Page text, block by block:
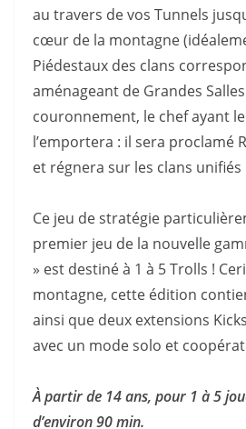
au travers de vos Tunnels
cœur de la montagne
Piédestaux des clans
aménageant de Grandes
couronnement, le chef ayant
l’emportera : il sera proclamé
et régnera sur les clans unifiés
Ce jeu de stratégie
premier jeu de la nouvelle
» est destiné à 1 à 5 Trolls !
montagne, cette édition
ainsi que deux extensions
avec un mode solo et
À partir de 14 ans, pour 1 à 5
d’environ 90 min.